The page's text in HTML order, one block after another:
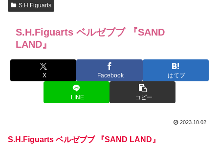
S.H.Figuarts
S.H.Figuarts ベルゼブブ 『SAND
LAND』
X Facebook はてブ
LINE コピー
2023.10.02
S.H.Figuarts ベルゼブブ 『SAND LAND』